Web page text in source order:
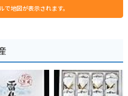
で地図が表示されます。